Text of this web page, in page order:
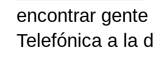
encontrar
Telefónica a la